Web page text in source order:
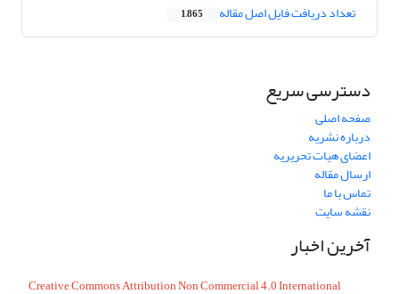
تعداد دریافت فایل اصل مقاله 1,865
دسترسی سریع
صفحه اصلی
درباره نشریه
اعضای هیات تحریریه
ارسال مقاله
تماس با ما
نقشه سایت
آخرین اخبار
Creative Commons Attribution Non Commercial 4.0 International